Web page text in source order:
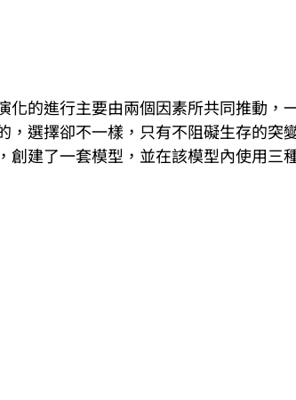
化的進行主要由兩個因素所共同推動，
，選擇卻不一樣，只有不阻礙生存的突
創建了一套模型，並在該模型內使用三